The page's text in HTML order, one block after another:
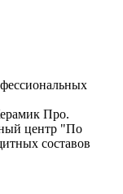
Про.
центр "По
составов